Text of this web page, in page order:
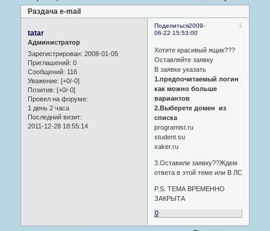
Раздача e-mail
Поделиться 1
2009-
06-22 15:53:00
tatar
Администратор
Зарегистрирован: 2008-01-05
Приглашений: 0
Сообщений: 116
Уважение: [+0/-0]
Позитив: [+0/-0]
Провел на форуме:
1 день 2 часа
Последний визит:
2011-12-28 18:55:14
Хотите красивый ящик???
Оставляйте заявку
В заявке указать
1.предпочитаемый логин
как можно больше
вариантов
2.Выберете домен из
списка
programist.ru
student.su
xaker.ru
3.Оставили заявку??Ждем
ответа в этой теме или В ЛС
P.S. ТЕМА ВРЕМЕННО
ЗАКРЫТА
0